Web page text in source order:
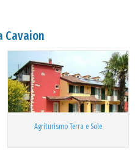
Agriturismo Terra e Sole